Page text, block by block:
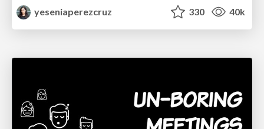
yeseniaperezcruz
330 40k